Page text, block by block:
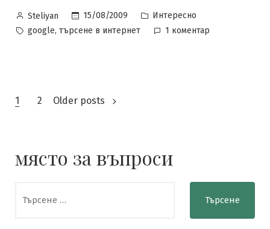
Posted
by
Steliyan 15/08/2009
Posted
in
Интересно
Tags:
google, търсене в интернет 1 коментар
Разделяне
публикациите
страници
1 2 Older posts
място за въпроси
за: